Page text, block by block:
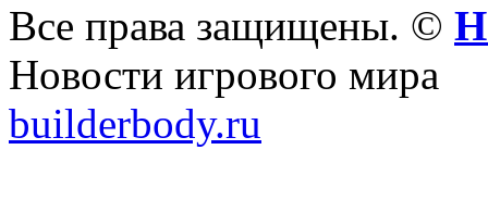
Все права защищены. ©
Новости игрового мира
builderbody.ru